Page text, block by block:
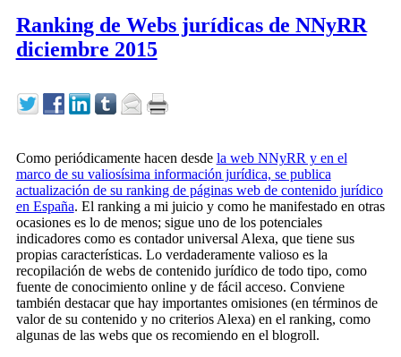
Ranking de Webs jurídicas de NNyRR
diciembre 2015
Como periódicamente hacen desde la web NNyRR y en el
marco de su valiosísima información jurídica, se publica
actualización de su ranking de páginas web de contenido jurídico
en España. El ranking a mi juicio y como he manifestado en otras
ocasiones es lo de menos; sigue uno de los potenciales
indicadores como es contador universal Alexa, que tiene sus
propias características. Lo verdaderamente valioso es la
recopilación de webs de contenido jurídico de todo tipo, como
fuente de conocimiento online y de fácil acceso. Conviene
también destacar que hay importantes omisiones (en términos de
valor de su contenido y no criterios Alexa) en el ranking, como
algunas de las webs que os recomiendo en el blogroll.